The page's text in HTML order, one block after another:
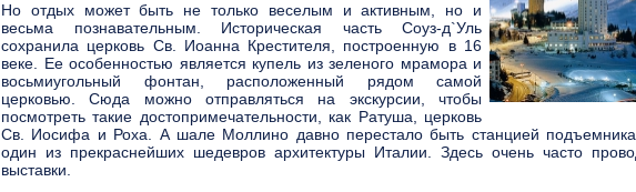
Но отдых может быть не только веселым и активным, но и
весьма познавательным. Историческая часть Сoyз-д`Уль
сохранила церковь Св. Иоанна Крестителя, построенную в 16
веке. Ее особенностью является купель из зеленого мрамора и
восьмиугольный фонтан, расположенный рядом самой
церковью. Сюда можно отправляться на экскурсии, чтобы
посмотреть такие достопримечательности, как Ратуша, церковь
Св. Иосифа и Роха. А шале Моллино давно перестало быть станцией
один из прекраснейших шедевров архитектуры Италии. Здесь очень часто
выставки.